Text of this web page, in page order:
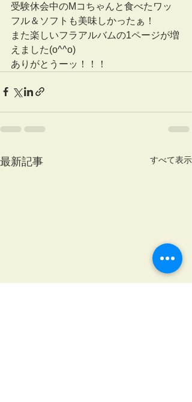
受験休会中のMコちゃんと食べたワッ
フル＆ソフトも美味しかったぁ！
また楽しいフラアルバムの1ページが増
えました(o^^o)
ありがとうーッ！！！
最新記事 すべて表示